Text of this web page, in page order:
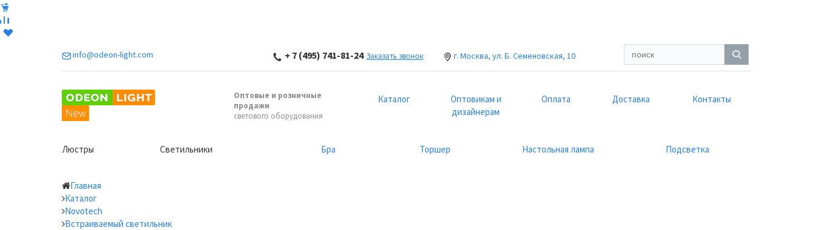
info@odeon-light.com + 7 (495) 741-81-24 Заказать звонок г. Москва, ул. Б. Семеновская, 10
Оптовые и розничные
продажи
светового оборудования
Каталог
Оптовикам и
дизайнерам
Оплата Доставка Контакты
Люстры Светильники Бра Торшер Настольная лампа Подсветка
Главная
Каталог
Novotech
Встраиваемый светильник